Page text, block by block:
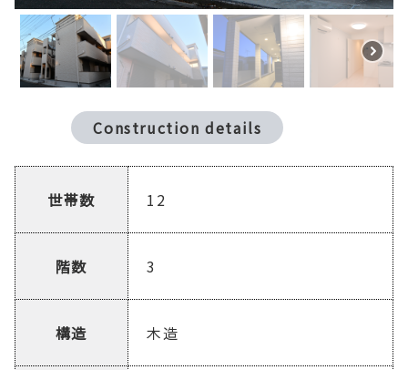
Construction details
世帯数 12
階数 3
構造 木造